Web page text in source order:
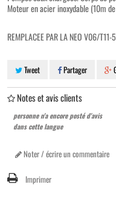
Moteur en acier inoxydable (10m
REMPLACEE PAR LA NEO V06/
Tweet Partager
Notes et avis clients
personne n'a encore posté d'avis
dans cette langue
Noter / écrire un commentaire
Imprimer